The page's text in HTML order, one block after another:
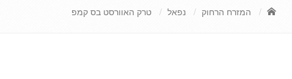
המזרח הרחוק נפאל טרק האוורסט בס קמפ